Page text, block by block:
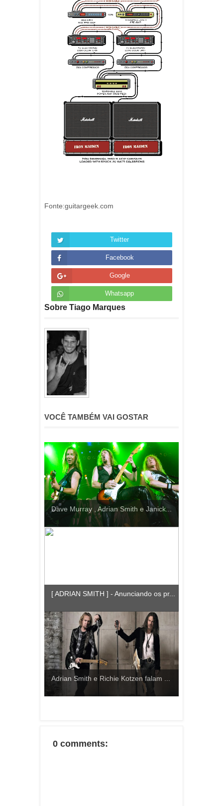
Fonte:guitargeek.com
Twitter
Facebook
Google
Whatsapp
Sobre Tiago Marques
VOCÊ TAMBÉM VAI GOSTAR
Dave Murray , Adrian Smith e Janick...
[ ADRIAN SMITH ] - Anunciando os pr...
Adrian Smith e Richie Kotzen falam ...
0 comments: